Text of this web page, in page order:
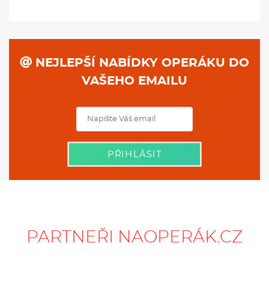
NEJLEPŠÍ NABÍDKY OPERÁKU DO
VAŠEHO EMAILU
PŘIHLÁSIT
PARTNEŘI NAOPERÁK.CZ